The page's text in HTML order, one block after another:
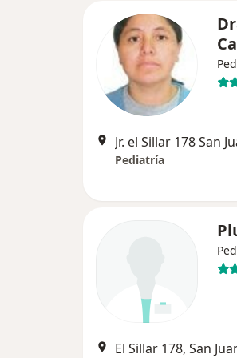
Pediatría
El Sillar 178, San